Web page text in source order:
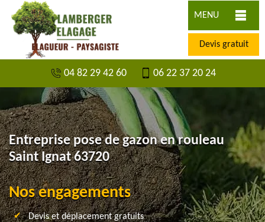
MENU
Devis gratuit
04 82 29 42 60 06 22 37 20 24
Entreprise pose de gazon en rouleau
Saint Ignat 63720
Nos engagements
Devis et déplacement gratuits